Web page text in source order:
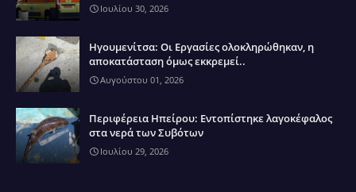
Ιουλίου 30, 2026
Ηγουμενίτσα: Οι Εργασίες ολοκληρώθηκαν, η
αποκατάσταση όμως εκκρεμεί..
Αυγούστου 01, 2026
Περιφέρεια Ηπείρου: Εντοπίστηκε λαγοκέφαλος
στα νερά των Συβότων
Ιουλίου 29, 2026